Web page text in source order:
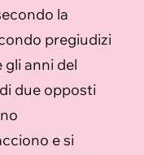
la
pregiudizi
anni del
due opposti
e si